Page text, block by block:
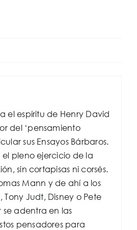
el espíritu de Henry David
del ‘pensamiento
sus Ensayos Bárbaros.
el pleno ejercicio de la
sin cortapisas ni corsés.
Mann y de ahí a los
Tony Judt, Disney o Pete
se adentra en las
pensadores para